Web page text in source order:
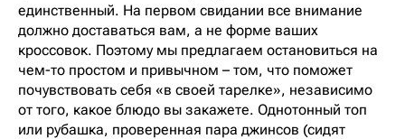
единственный. На первом свидании все внимание
должно доставаться вам, а не форме ваших
кроссовок. Поэтому мы предлагаем остановиться на
чем-то простом и привычном – том, что поможет
почувствовать себя «в своей тарелке», независимо
от того, какое блюдо вы закажете. Однотонный топ
или рубашка, проверенная пара джинсов (сидят